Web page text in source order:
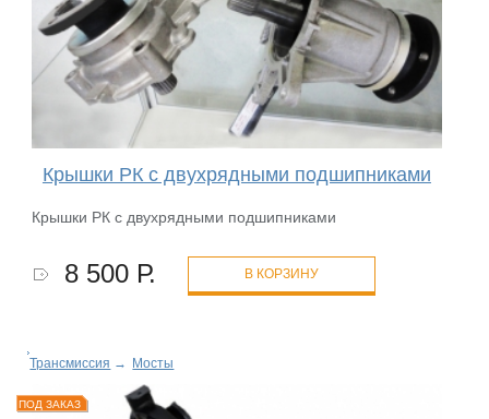
Крышки РК с двухрядными подшипниками
Крышки РК с двухрядными подшипниками
8 500 Р. В КОРЗИНУ
Трансмиссия → Мосты
ПОД ЗАКАЗ